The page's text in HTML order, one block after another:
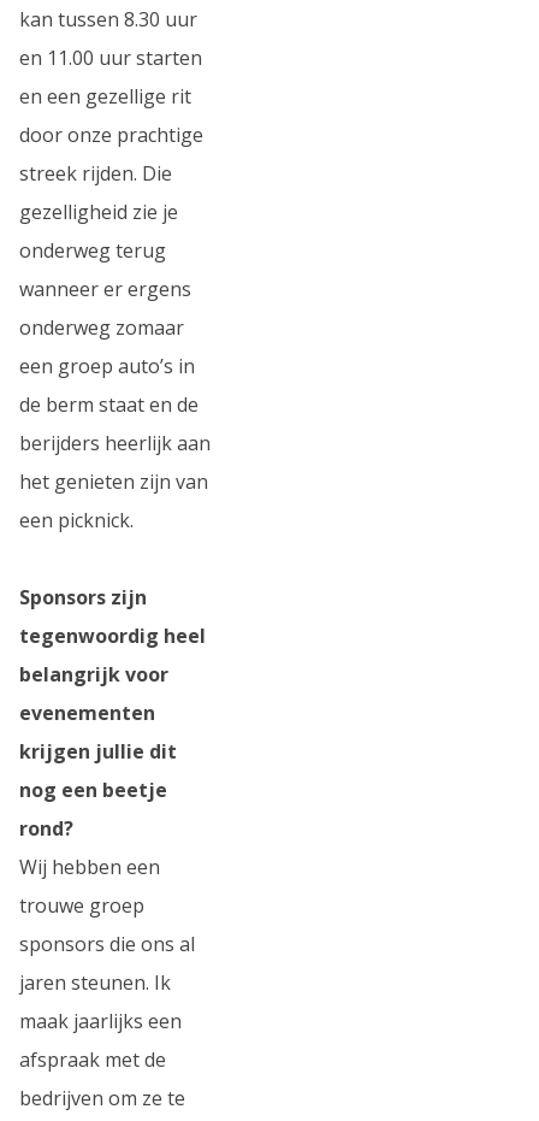
kan tussen 8.30 uur
en 11.00 uur starten
en een gezellige rit
door onze prachtige
streek rijden. Die
gezelligheid zie je
onderweg terug
wanneer er ergens
onderweg zomaar
een groep auto’s in
de berm staat en de
berijders heerlijk aan
het genieten zijn van
een picknick.
Sponsors zijn
tegenwoordig heel
belangrijk voor
evenementen
krijgen jullie dit
nog een beetje
rond?
Wij hebben een
trouwe groep
sponsors die ons al
jaren steunen. Ik
maak jaarlijks een
afspraak met de
bedrijven om ze te